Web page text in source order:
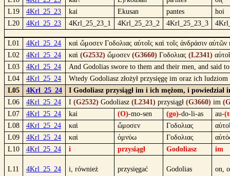
L19
4Krl_25_23 kai Ekusan pantes
hoi
L20
4Krl_25_23 4Krl_25_23_1 4Krl_25_23_2 4Krl_25_23_3
L01 4Krl_25_24
καὶ ὤμοσεν Γοδολιας αὐτοῖς καὶ τοῖς ἀνδράσιν
L02
4Krl_25_24 καὶ (G2532) ὤμοσεν (G3660) Γοδολιας (L2341)
L03
4Krl_25_24
And Godolias swore to them and their men, and said
L04
4Krl_25_24
Wtedy Godoliasz złożył przysięgę im oraz ich
L05
4Krl_25_24
I Godoliasz przysiągł im i ich mężom, i
L06
4Krl_25_24 I (G2532) Godoliasz (L2341) przysiągł (G3660) im
L07
4Krl_25_24 kai (O)-mo-sen (go)-do-li-as au-
L08
4Krl_25_24 καὶ ὤμοσεν Γοδολιας
L09
4Krl_25_24 καί ὀμνύω Γοδολιας
L10
4Krl_25_24 i przysiągł Godoliasz im
L11 4Krl_25_24 i, również przysięgać Godolias on,